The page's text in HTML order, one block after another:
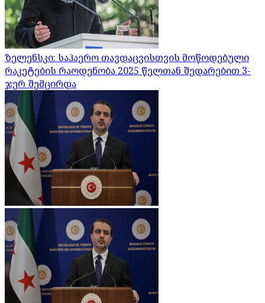
ზელენსკი: საჰაერო თავდაცვისთვის მოწოდებული
რაკეტების რაოდენობა 2025 წელთან შედარებით 3-
ჯერ შემცირდა